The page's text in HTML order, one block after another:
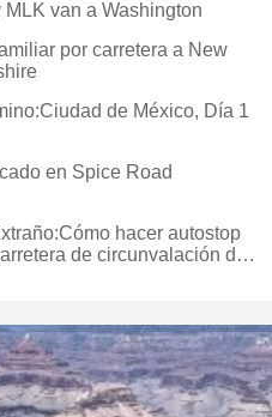
MLK van a Washington
por carretera a New
de México, Día 1
en Spice Road
hacer autostop
de circunvalación de